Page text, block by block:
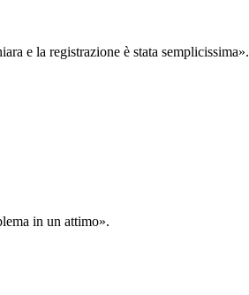
e la registrazione è stata semplicissima».
in un attimo».